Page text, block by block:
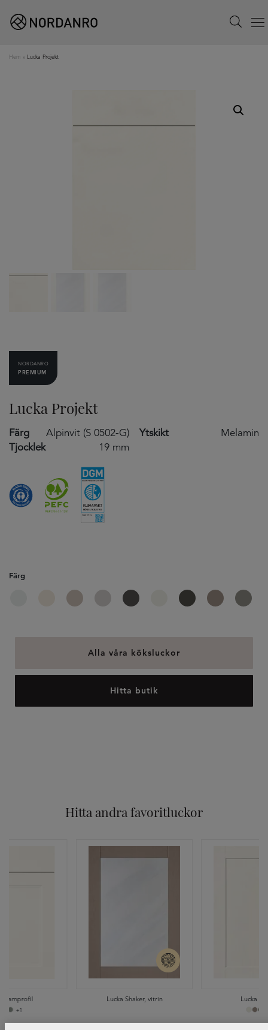
Search
Menu
Hem » Lucka Projekt
Lucka Projekt
NORDANRO
PREMIUM
Färg
Alpinvit (S 0502-G)
Tjocklek
19 mm
Ytskikt Melamin
Alla våra köksluckor
Hitta butik
Färg
Hitta andra favoritluckor
Ramprofil
+1
Lucka Shaker, vitrin Lucka